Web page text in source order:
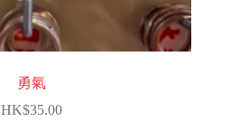
勇氣
HK$35.00